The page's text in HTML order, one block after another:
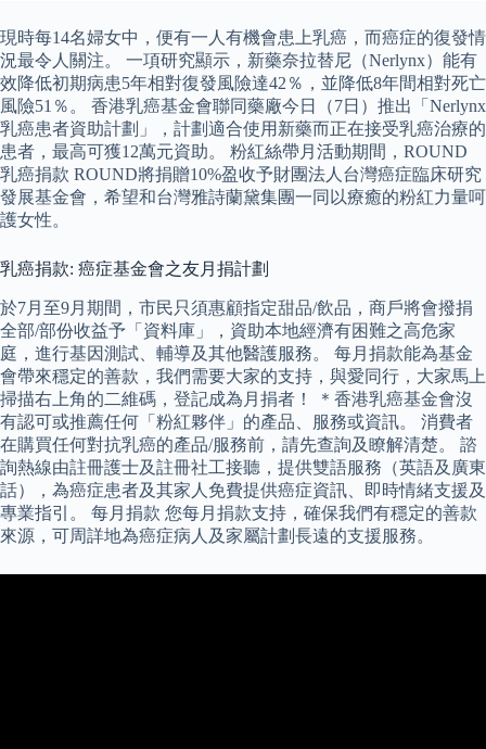
現時每14名婦女中，便有一人有機會患上乳癌，而癌症的復發情
況最令人關注。 一項研究顯示，新藥奈拉替尼（Nerlynx）能有
效降低初期病患5年相對復發風險達42％，並降低8年間相對死亡
風險51％。 香港乳癌基金會聯同藥廠今日（7日）推出「Nerlynx
乳癌患者資助計劃」，計劃適合使用新藥而正在接受乳癌治療的
患者，最高可獲12萬元資助。 粉紅絲帶月活動期間，ROUND
乳癌捐款 ROUND將捐贈10%盈收予財團法人台灣癌症臨床研究
發展基金會，希望和台灣雅詩蘭黛集團一同以療癒的粉紅力量呵
護女性。
乳癌捐款: 癌症基金會之友月捐計劃
於7月至9月期間，市民只須惠顧指定甜品/飲品，商戶將會撥捐
全部/部份收益予「資料庫」，資助本地經濟有困難之高危家
庭，進行基因測試、輔導及其他醫護服務。 每月捐款能為基金
會帶來穩定的善款，我們需要大家的支持，與愛同行，大家馬上
掃描右上角的二維碼，登記成為月捐者！ ＊香港乳癌基金會沒
有認可或推薦任何「粉紅夥伴」的產品、服務或資訊。 消費者
在購買任何對抗乳癌的產品/服務前，請先查詢及瞭解清楚。 諮
詢熱線由註冊護士及註冊社工接聽，提供雙語服務（英語及廣東
話），為癌症患者及其家人免費提供癌症資訊、即時情緒支援及
專業指引。 每月捐款 您每月捐款支持，確保我們有穩定的善款
來源，可周詳地為癌症病人及家屬計劃長遠的支援服務。